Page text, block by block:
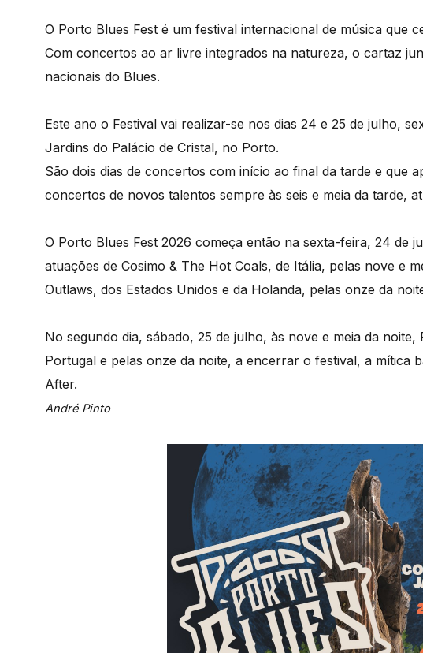
O Porto Blues Fest é um festival internacional de música que
Com concertos ao ar livre integrados na natureza, o cartaz
nacionais do Blues.
Este ano o Festival vai realizar-se nos dias 24 e 25 de julho,
Jardins do Palácio de Cristal, no Porto.
São dois dias de concertos com início ao final da tarde e que
concertos de novos talentos sempre às seis e meia da tarde,
O Porto Blues Fest 2026 começa então na sexta-feira, 24 de
atuações de Cosimo & The Hot Coals, de Itália, pelas nove e
Outlaws, dos Estados Unidos e da Holanda, pelas onze da
No segundo dia, sábado, 25 de julho, às nove e meia da
Portugal e pelas onze da noite, a encerrar o festival, a mítica
After.
André Pinto